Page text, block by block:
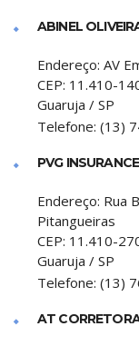
ABINEL
Endereço: AV
CEP: 11.410-
Guaruja / SP
Telefone: (13)
PVG
Endereço: Rua
Pitangueiras
CEP: 11.410-
Guaruja / SP
Telefone: (13)
AT